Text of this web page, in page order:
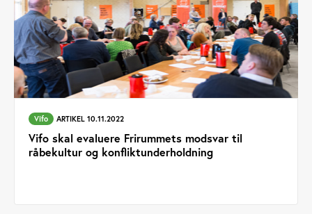
Vifo ARTIKEL 10.11.2022
Vifo skal evaluere Frirummets modsvar til
råbekultur og konfliktunderholdning